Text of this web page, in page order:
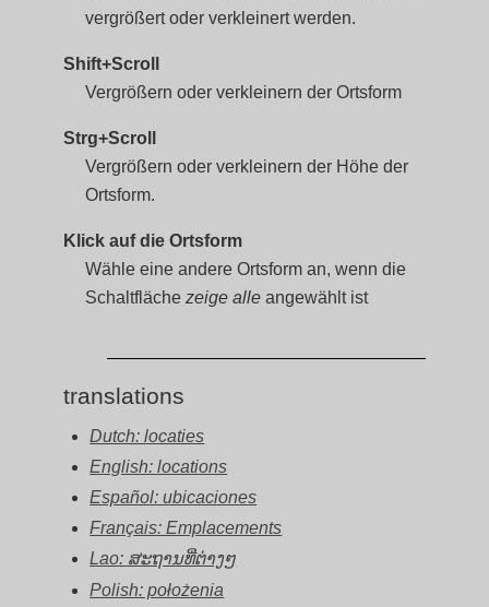
vergrößert oder verkleinert werden.
Shift+Scroll
Vergrößern oder verkleinern der Ortsform
Strg+Scroll
Vergrößern oder verkleinern der Höhe der
Ortsform.
Klick auf die Ortsform
Wähle eine andere Ortsform an, wenn die
Schaltflächezeige alle angewählt ist
translations
Dutch: locaties
English: locations
Español: ubicaciones
Français: Emplacements
Lao: ສະຖານທີ່ຕ່າງໆ
Polish: położenia